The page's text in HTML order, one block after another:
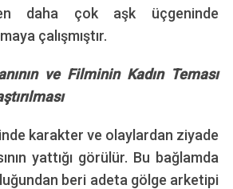
daha çok aşk üçgeninde
çalışmıştır.
ve Filminin Kadın Teması
karakter ve olaylardan ziyade
yattığı görülür. Bu bağlamda
beri adeta gölge arketipi